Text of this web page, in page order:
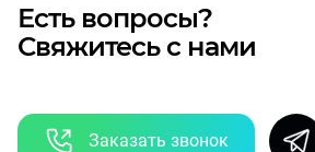
Есть вопросы?
Свяжитесь с нами
Заказать звонок